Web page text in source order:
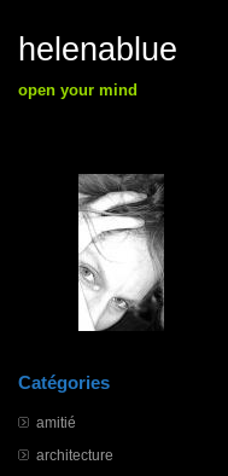
helenablue
open your mind
Catégories
amitié
architecture